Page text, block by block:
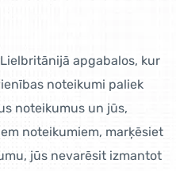
apgabalos, kur
noteikumi paliek
noteikumus un jūs,
noteikumiem, marķēsiet
jūs nevarēsit izmantot